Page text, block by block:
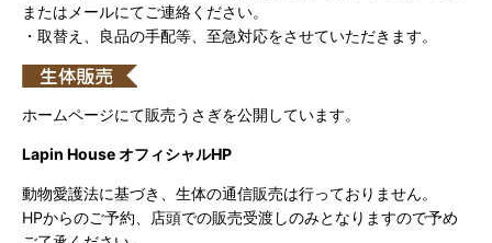
またはメールにてご連絡ください。
・取替え、良品の手配等、至急対応をさせていただきます。
ホームページにて販売うさぎを公開しています。
Lapin House オフィシャルHP
動物愛護法に基づき、生体の通信販売は行っておりません。
HPからのご予約、店頭での販売受渡しのみとなりますので予め